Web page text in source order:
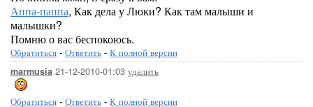
Аппа-паппа, Как дела у Люки? Как там малыши и
малышки?
Помню о вас беспокоюсь.
Обратиться - Ответить - К полной версии
marmusia 21-12-2010-01:03 удалить
Обратиться - Ответить - К полной версии